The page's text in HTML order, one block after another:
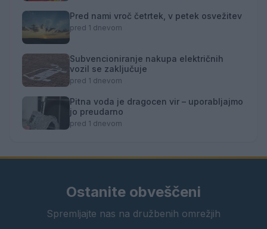
Pred nami vroč četrtek, v petek osvežitev
pred 1 dnevom
Subvencioniranje nakupa električnih
vozil se zaključuje
pred 1 dnevom
Pitna voda je dragocen vir – uporabljajmo
jo preudarno
pred 1 dnevom
Ostanite obveščeni
Spremljajte nas na družbenih omrežjih